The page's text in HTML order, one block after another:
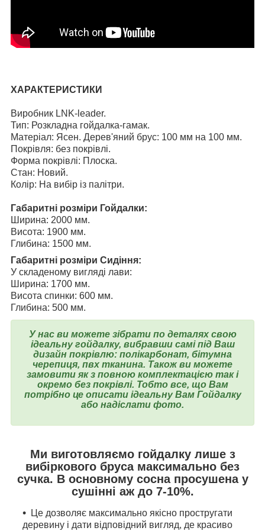
ХАРАКТЕРИСТИКИ
Виробник LNK-leader.
Тип: Розкладна гойдалка-гамак.
Матеріал: Ясен. Дерев'яний брус: 100 мм на 100 мм.
Покрівля: без покрівлі.
Форма покрівлі: Плоска.
Стан: Новий.
Колір: На вибір із палітри.
Габаритні розміри Гойдалки:
Ширина: 2000 мм.
Висота: 1900 мм.
Глибина: 1500 мм.
Габаритні розміри Сидіння:
У складеному вигляді лави:
Ширина: 1700 мм.
Висота спинки: 600 мм.
Глибина: 500 мм.
У нас ви можете зібрати по деталях свою
ідеальну гойдалку, вибравши самі під Ваш
дизайн покрівлю: полікарбонат, бітумна
черепиця, пвх тканина. Також ви можете
замовити як з повною комплектацією так і
окремо без покрівлі. Тобто все, що Вам
потрібно це описати ідеальну Вам Гойдалку
або надіслати фото.
Ми виготовляємо гойдалку лише з
вибіркового бруса максимально без
сучка. В основному сосна просушена у
сушінні аж до 7-10%.
Це дозволяє максимально якісно простругати
деревину і дати відповідний вигляд, де красиво